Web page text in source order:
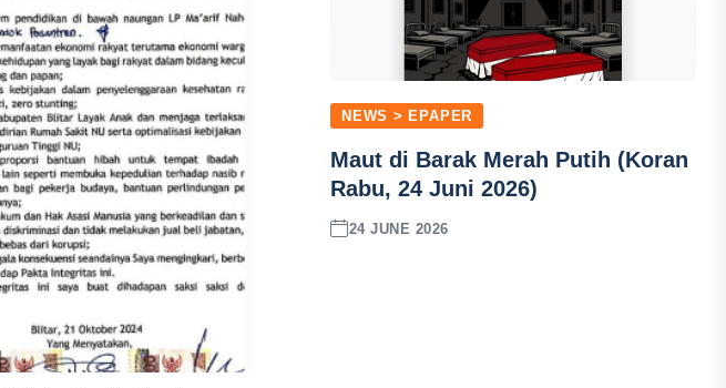
NEWS > EPAPER
Maut di Barak Merah Putih (Koran
Rabu, 24 Juni 2026)
24 JUNE 2026